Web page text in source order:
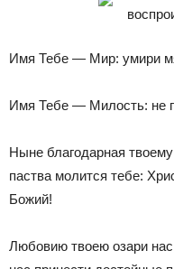
Имя Тебе — Мир: умири
Имя Тебе — Милость: не
Ныне благодарная
паства молится тебе:
Божий!
Любовию твоею озари